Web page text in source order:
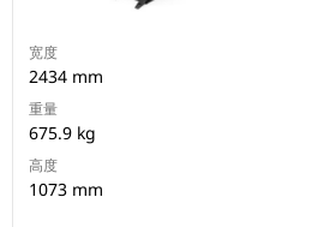
宽度
2434 mm
重量
675.9 kg
高度
1073 mm